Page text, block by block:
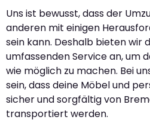
Uns ist bewusst, dass der
anderen mit einigen
sein kann. Deshalb bieten wir
umfassenden Service an, um
wie möglich zu machen. Bei
sein, dass deine Möbel und
sicher und sorgfältig von
transportiert werden.